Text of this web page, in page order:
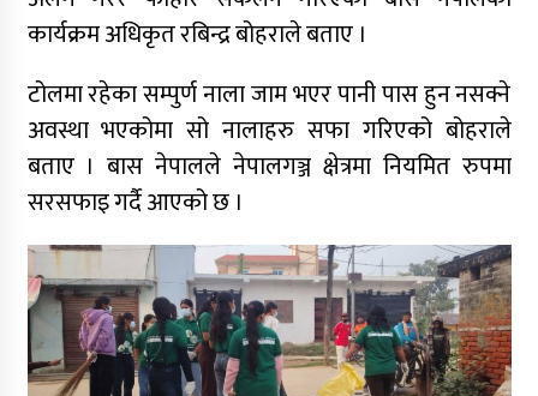
कार्यक्रम अधिकृत रबिन्द्र बोहराले बताए ।
टोलमा रहेका सम्पुर्ण नाला जाम भएर पानी पास हुन नसक्ने
अवस्था भएकोमा सो नालाहरु सफा गरिएको बोहराले
बताए । बास नेपालले नेपालगञ्ज क्षेत्रमा नियमित रुपमा
सरसफाइ गर्दै आएको छ ।